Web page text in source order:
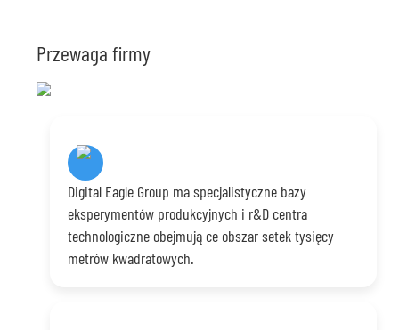
Przewaga firmy
Digital Eagle Group ma specjalistyczne bazy
eksperymentów produkcyjnych i r&D centra
technologiczne obejmujące obszar setek tysięcy
metrów kwadratowych.